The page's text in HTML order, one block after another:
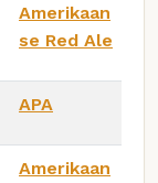
Amerikaan
se Red Ale
APA
Amerikaan